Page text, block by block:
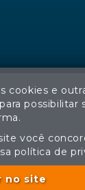
Leilões - Todos
não
em penas
cookies e
possibilitar
você
política de
no site